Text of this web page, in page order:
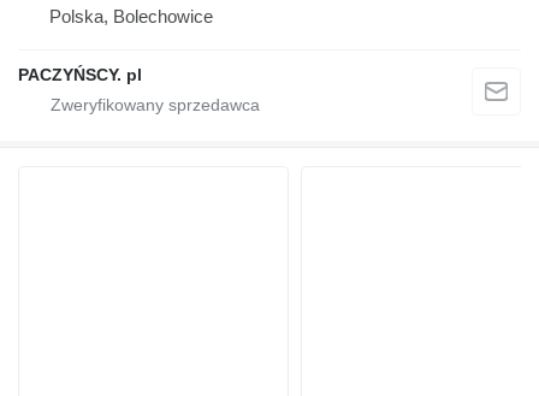
Polska, Bolechowice
PACZYŃSCY. pl